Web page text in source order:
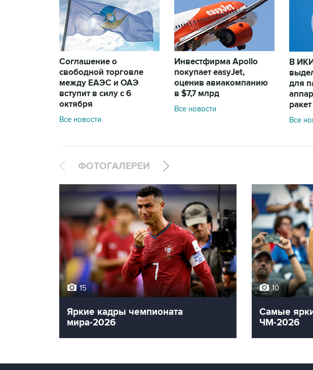
Соглашение о
свободной торговле
между ЕАЭС и ОАЭ
вступит в силу с 6
октября
Все новости
Инвестфирма Apollo
покупает easyJet,
оценив авиакомпанию
в $7,7 млрд
Все новости
В
для
ракет
Все
ФОТОГАЛЕРЕИ
15
Яркие кадры чемпионата
мира-2026
10
Самые
ЧМ-2026